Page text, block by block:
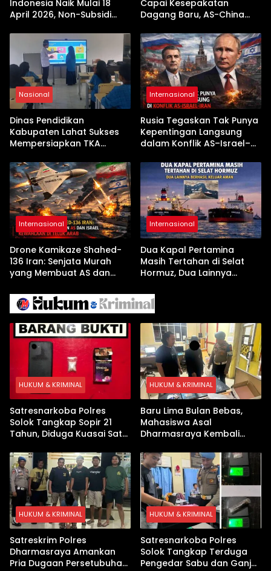
Indonesia Naik Mulai 18
April 2026, Non-Subsidi
Capai Kesepakatan
Dagang Baru, AS-China
Jelang Kunjungan Beijing
Nasional
Dinas Pendidikan
Kabupaten Lahat Sukses
Mempersiapkan TKA
Pembekalan Latihan Soal
Tanpa Internet
Internasional
Rusia Tegaskan Tak Punya
Kepentingan Langsung
dalam Konflik AS–Israel–
Internasional
Drone Kamikaze Shahed-
136 Iran: Senjata Murah
yang Membuat AS dan
Arab
Internasional
Dua Kapal Pertamina
Masih Tertahan di Selat
Hormuz, Dua Lainnya
HUKUM & KRIMINAL
Satresnarkoba Polres
Solok Tangkap Sopir 21
Tahun, Diduga Kuasai Satu
HUKUM & KRIMINAL
Baru Lima Bulan Bebas,
Mahasiswa Asal
Dharmasraya Kembali
HUKUM & KRIMINAL
Satreskrim Polres
Dharmasraya Amankan
Pria Dugaan Persetubuhan
HUKUM & KRIMINAL
Satresnarkoba Polres
Solok Tangkap Terduga
Pengedar Sabu dan Ganja